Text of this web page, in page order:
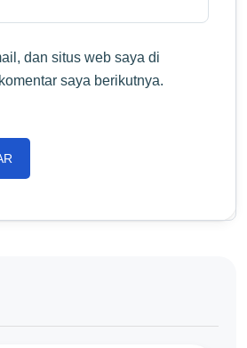
dan situs web saya di
saya berikutnya.